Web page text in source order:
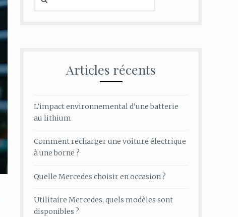
Articles récents
L’impact environnemental d’une batterie
au lithium
Comment recharger une voiture électrique
à une borne ?
Quelle Mercedes choisir en occasion ?
Utilitaire Mercedes, quels modèles sont
disponibles ?